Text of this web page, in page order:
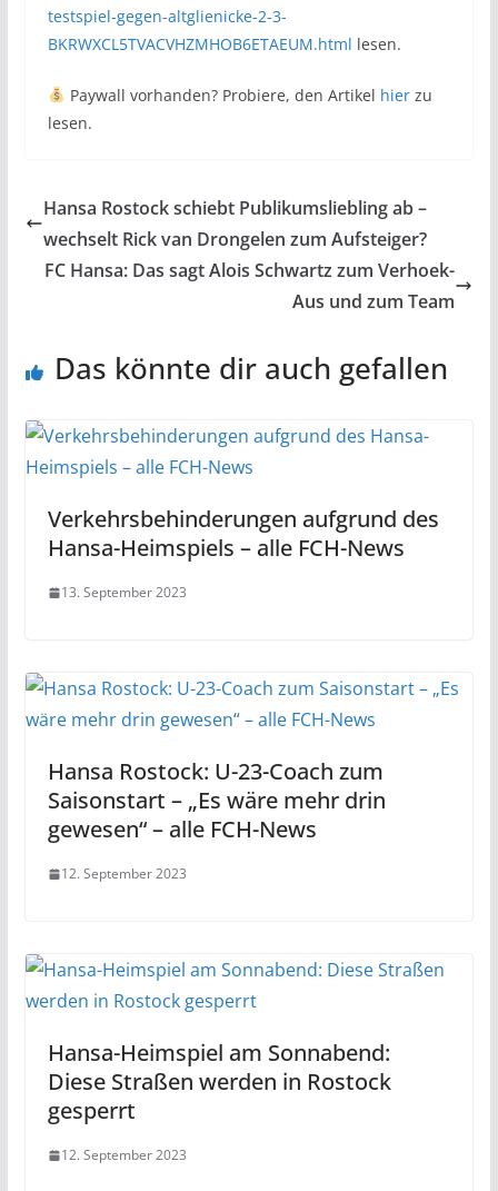
testspiel-gegen-altglienicke-2-3-
BKRWXCL5TVACVHZMHOB6ETAEUM.html lesen.
Paywall vorhanden? Probiere, den Artikel hierzu
lesen.
Hansa Rostock schiebt Publikumsliebling ab –
wechselt Rick van Drongelen zum Aufsteiger?
FC Hansa: Das sagt Alois Schwartz zum Verhoek-
Aus und zum Team
Das könnte dir auch gefallen
Verkehrsbehinderungen aufgrund des
Hansa-Heimspiels – alle FCH-News
13. September 2023
Hansa Rostock: U-23-Coach zum
Saisonstart – „Es wäre mehr drin
gewesen“ – alle FCH-News
12. September 2023
Hansa-Heimspiel am Sonnabend:
Diese Straßen werden in Rostock
gesperrt
12. September 2023